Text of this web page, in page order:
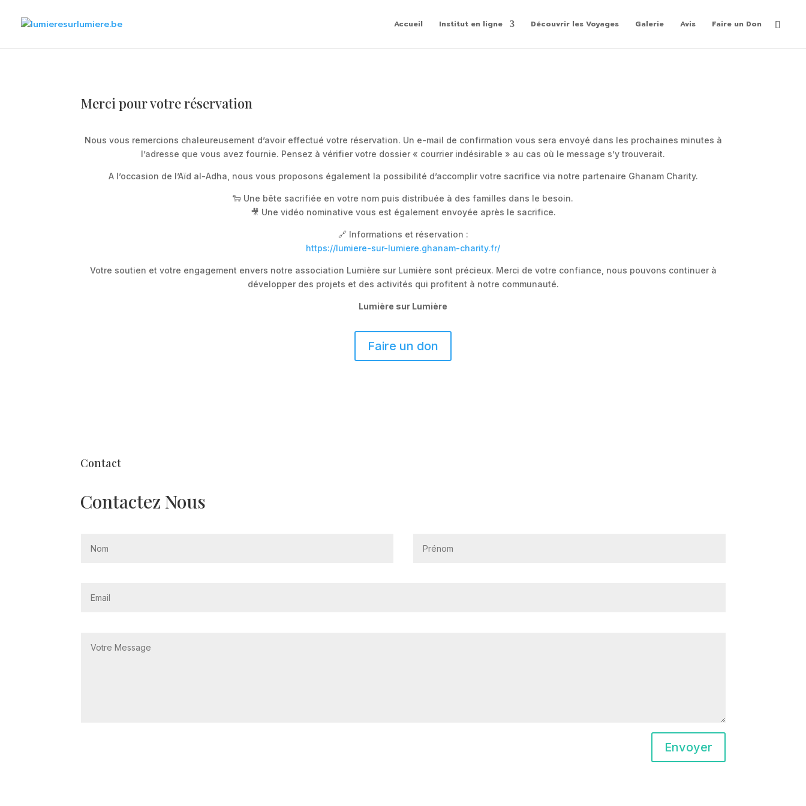
Accueil Institut en ligne Découvrir les Voyages Galerie Avis Faire un Don
Merci pour votre réservation
Nous vous remercions chaleureusement d’avoir effectué votre réservation. Un e-mail de confirmation vous sera envoyé dans les prochaines minutes à
l’adresse que vous avez fournie. Pensez à vérifier votre dossier « courrier indésirable » au cas où le message s’y trouverait.
A l’occasion de l’Aïd al-Adha, nous vous proposons également la possibilité d’accomplir votre sacrifice via notre partenaire Ghanam Charity.
🐑 Une bête sacrifiée en votre nom puis distribuée à des familles dans le besoin.
🎥 Une vidéo nominative vous est également envoyée après le sacrifice.
🔗 Informations et réservation :
https://lumiere-sur-lumiere.ghanam-charity.fr/
Votre soutien et votre engagement envers notre association Lumière sur Lumière sont précieux. Merci de votre confiance, nous pouvons continuer à
développer des projets et des activités qui profitent à notre communauté.
Lumière sur Lumière
Faire un don
Contact
Contactez Nous
Envoyer